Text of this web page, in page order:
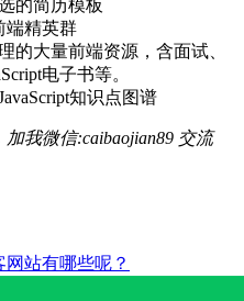
的简历模板
端精英群
的大量前端资源，含面试、
电子书等。
知识点图谱
我微信:caibaojian89 交流
站有哪些呢？